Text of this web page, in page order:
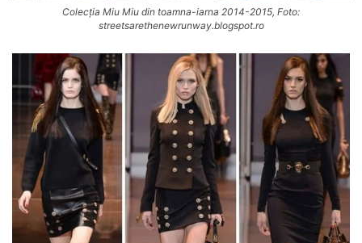
Colecția Miu Miu din toamna-iarna 2014-2015, Foto:
streetsarethenewrunway.blogspot.ro